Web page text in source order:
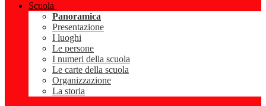
Scuola
Panoramica
Presentazione
I luoghi
Le persone
I numeri della scuola
Le carte della scuola
Organizzazione
La storia